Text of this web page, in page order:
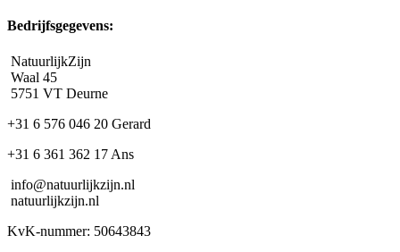
Bedrijfsgegevens:
NatuurlijkZijn
Waal 45
5751 VT Deurne
+31 6 576 046 20 Gerard
+31 6 361 362 17 Ans
info@natuurlijkzijn.nl
natuurlijkzijn.nl
KvK-nummer: 50643843